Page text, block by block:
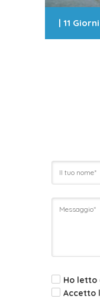
| 11 Giorni
Ho letto
Accetto